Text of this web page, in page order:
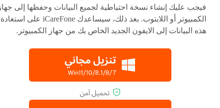
فيجب عليك إنشاء نسخة احتياطية لجميع البيانات وحفظها إلى
الكمبيوتر أو اللابتوب. بعد ذلك، سيساعدك iCareFone على استعادة
هذه البيانات إلى الايفون الجديد الخاص بك من جهاز الكمبيوتر.